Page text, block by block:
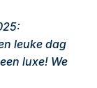
leuke dag
luxe! We